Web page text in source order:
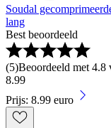
Soudal
lang
Best beoordeeld
(5)Beoordeeld met 4.8
8.99
Prijs: 8.99 euro